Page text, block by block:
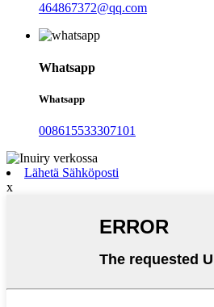
464867372@qq.com
Whatsapp
Whatsapp
008615533307101
Lähetä Sähköposti
x